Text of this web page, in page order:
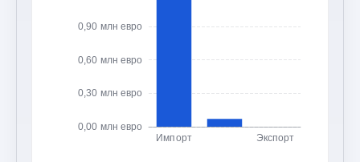
0,00 млн евро
0,30 млн евро
0,60 млн евро
0,90 млн евро
Импорт Экспорт